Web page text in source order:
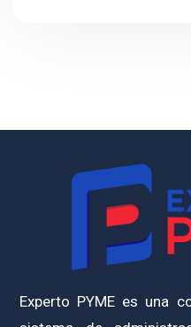
Experto PYME es una